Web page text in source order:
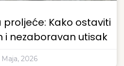
proljeće: Kako ostaviti
i nezaboravan utisak
Maja, 2026